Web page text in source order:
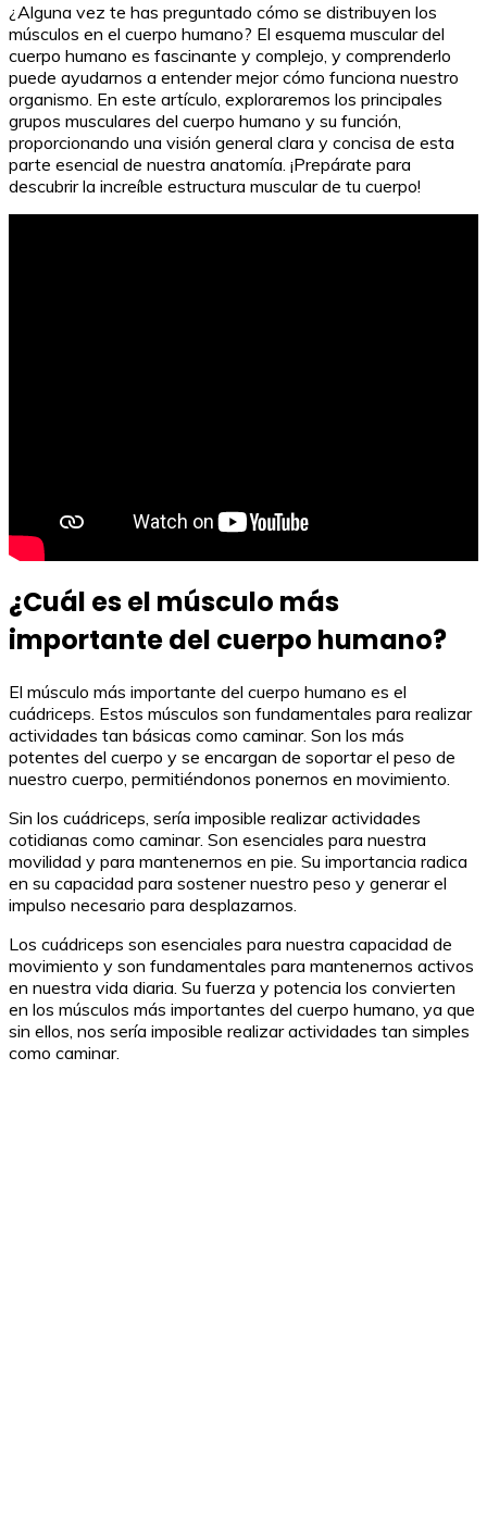
¿Alguna vez te has preguntado cómo se distribuyen los
músculos en el cuerpo humano? El esquema muscular del
cuerpo humano es fascinante y complejo, y comprenderlo
puede ayudarnos a entender mejor cómo funciona nuestro
organismo. En este artículo, exploraremos los principales
grupos musculares del cuerpo humano y su función,
proporcionando una visión general clara y concisa de esta
parte esencial de nuestra anatomía. ¡Prepárate para
descubrir la increíble estructura muscular de tu cuerpo!
¿Cuál es el músculo más
importante del cuerpo humano?
El músculo más importante del cuerpo humano es el
cuádriceps. Estos músculos son fundamentales para realizar
actividades tan básicas como caminar. Son los más
potentes del cuerpo y se encargan de soportar el peso de
nuestro cuerpo, permitiéndonos ponernos en movimiento.
Sin los cuádriceps, sería imposible realizar actividades
cotidianas como caminar. Son esenciales para nuestra
movilidad y para mantenernos en pie. Su importancia radica
en su capacidad para sostener nuestro peso y generar el
impulso necesario para desplazarnos.
Los cuádriceps son esenciales para nuestra capacidad de
movimiento y son fundamentales para mantenernos activos
en nuestra vida diaria. Su fuerza y potencia los convierten
en los músculos más importantes del cuerpo humano, ya que
sin ellos, nos sería imposible realizar actividades tan simples
como caminar.